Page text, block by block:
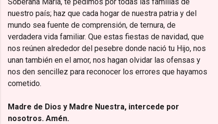
Soberana María, te pedimos por todas las familias de
nuestro país; haz que cada hogar de nuestra patria y del
mundo sea fuente de comprensión, de ternura, de
verdadera vida familiar. Que estas fiestas de navidad, que
nos reúnen alrededor del pesebre donde nació tu Hijo, nos
unan también en el amor, nos hagan olvidar las ofensas y
nos den sencillez para reconocer los errores que hayamos
cometido.
Madre de Dios y Madre Nuestra, intercede por
nosotros. Amén.